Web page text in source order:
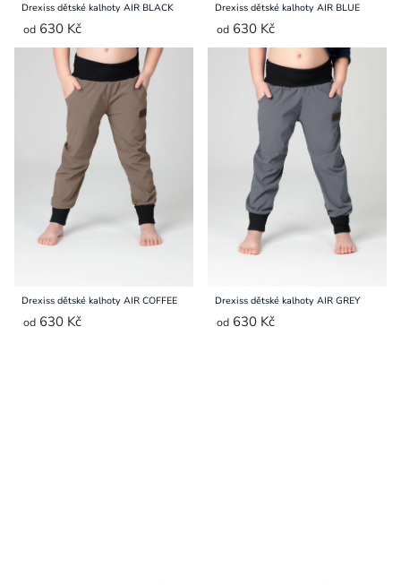
Drexiss dětské kalhoty AIR BLACK
od 630 Kč
Drexiss dětské kalhoty AIR BLUE
od 630 Kč
Drexiss dětské kalhoty AIR COFFEE
od 630 Kč
Drexiss dětské kalhoty AIR GREY
od 630 Kč